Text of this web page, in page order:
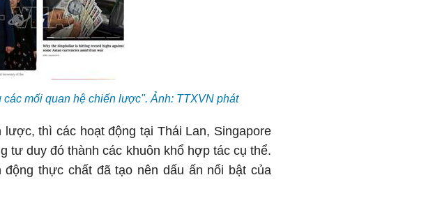
mối quan hệ chiến lược". Ảnh: TTXVN phát
thì các hoạt động tại Thái Lan, Singapore
tư duy đó thành các khuôn khổ hợp tác cụ thể.
thực chất đã tạo nên dấu ấn nổi bật của